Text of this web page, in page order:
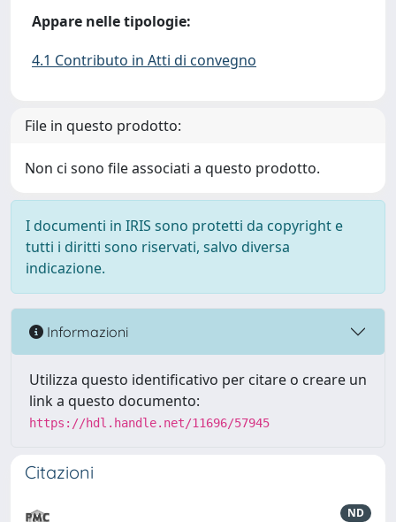
Appare nelle tipologie:
4.1 Contributo in Atti di convegno
File in questo prodotto:
Non ci sono file associati a questo prodotto.
I documenti in IRIS sono protetti da copyright e
tutti i diritti sono riservati, salvo diversa
indicazione.
Informazioni
Utilizza questo identificativo per citare o creare un
link a questo documento:
https://hdl.handle.net/11696/57945
Citazioni
ND